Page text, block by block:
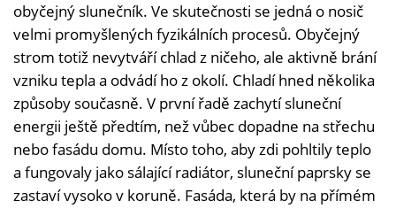
obyčejný slunečník. Ve skutečnosti se jedná o nosič
velmi promyšlených fyzikálních procesů. Obyčejný
strom totiž nevytváří chlad z ničeho, ale aktivně brání
vzniku tepla a odvádí ho z okolí. Chladí hned několika
způsoby současně. V první řadě zachytí sluneční
energii ještě předtím, než vůbec dopadne na střechu
nebo fasádu domu. Místo toho, aby zdi pohltily teplo
a fungovaly jako sálající radiátor, sluneční paprsky se
zastaví vysoko v koruně. Fasáda, která by na přímém